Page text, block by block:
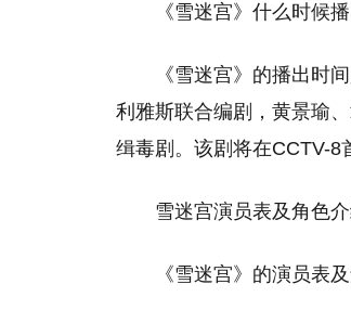
《雪迷宫》什么时候
《雪迷宫》的播出时
利雅斯联合编剧，黄景瑜
缉毒剧。该剧将在CCTV-8
雪迷宫演员表及角色
《雪迷宫》的演员表